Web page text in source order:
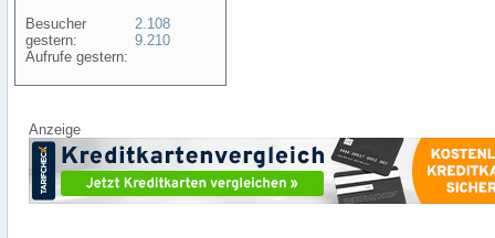
Besucher
gestern:
Aufrufe gestern:
2.108
9.210
Anzeige